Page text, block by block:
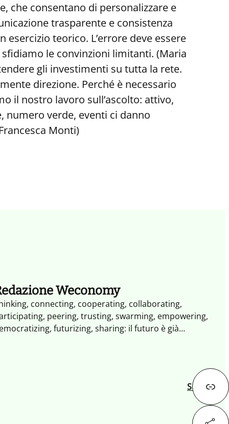
che consentano di personalizzare e
trasparente e consistenza
teorico. L’errore deve essere
le convinzioni limitanti. (Maria
gli investimenti su tutta la rete.
direzione. Perché è necessario
il nostro lavoro sull’ascolto: attivo,
numero verde, eventi ci danno
Monti)
Successivo
Weconomy
connecting, cooperating, collaborating,
peering, trusting, swarming, empowering,
futurizing, sharing: il futuro è già